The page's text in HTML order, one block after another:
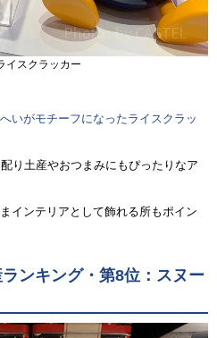
イスクラッカー
いがモチーフになったライスクラッ
り土産やおつまみにもぴったりなア
インテリアとして飾れる所もポイン
ンキング・第8位：スヌー